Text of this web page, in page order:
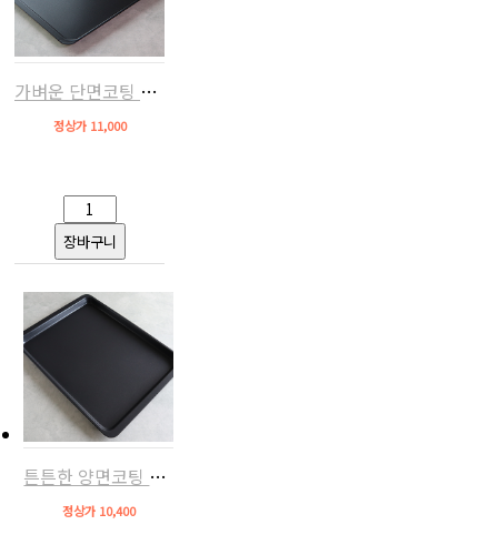
가벼운 단면코팅 오븐팬(알루미늄,스메그/지에라/에카 호환)
정상가 11,000
튼튼한 양면코팅 오븐팬(냉연강판,스메그/지에라/에카 호환)
정상가 10,400